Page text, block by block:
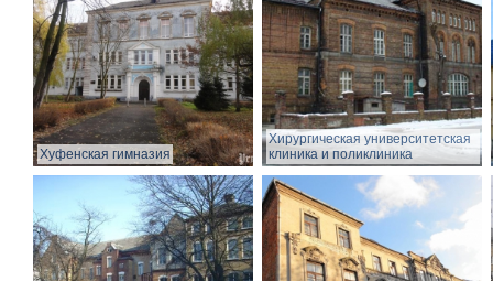
Хуфенская гимназия
Хирургическая университетская
клиника и поликлиника